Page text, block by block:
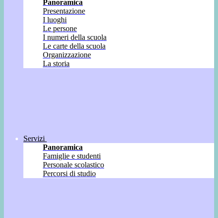
Panoramica
Presentazione
I luoghi
Le persone
I numeri della scuola
Le carte della scuola
Organizzazione
La storia
Servizi
Panoramica
Famiglie e studenti
Personale scolastico
Percorsi di studio